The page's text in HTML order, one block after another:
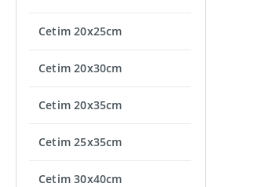
Cetim 20x25cm
Cetim 20x30cm
Cetim 20x35cm
Cetim 25x35cm
Cetim 30x40cm